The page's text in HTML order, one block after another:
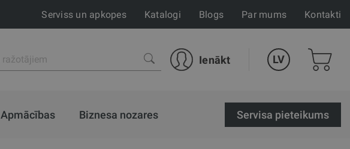
Serviss un apkopes Katalogi Blogs Par mums Kontakti
Ienākt LV
Apmācības Biznesa nozares Servisa pieteikums